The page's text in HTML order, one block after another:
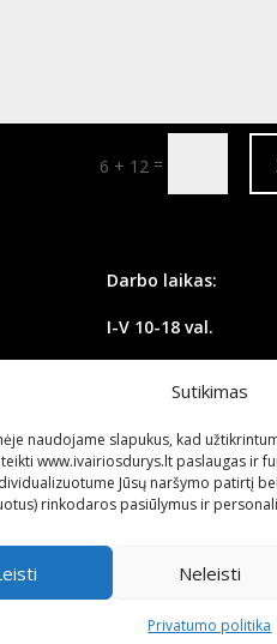
Sutikimas
naudojame slapukus, kad
www.ivairiosdurys.lt paslaugas ir
Jūsų naršymo patirtį
rinkodaros pasiūlymus ir
Neleisti
Privatumo politika
6 + 12 =
Darbo laikas:
I-V 10-18 val.